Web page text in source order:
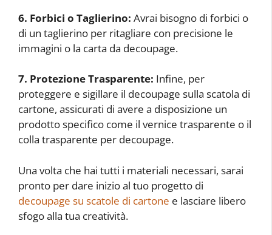
6. Forbici o Taglierino: Avrai bisogno di forbici o
di un taglierino per ritagliare con precisione le
immagini o la carta da decoupage.
7. Protezione Trasparente: Infine, per
proteggere e sigillare il decoupage sulla scatola di
cartone, assicurati di avere a disposizione un
prodotto specifico come il vernice trasparente o il
colla trasparente per decoupage.
Una volta che hai tutti i materiali necessari, sarai
pronto per dare inizio al tuo progetto di
decoupage su scatole di cartone e lasciare libero
sfogo alla tua creatività.